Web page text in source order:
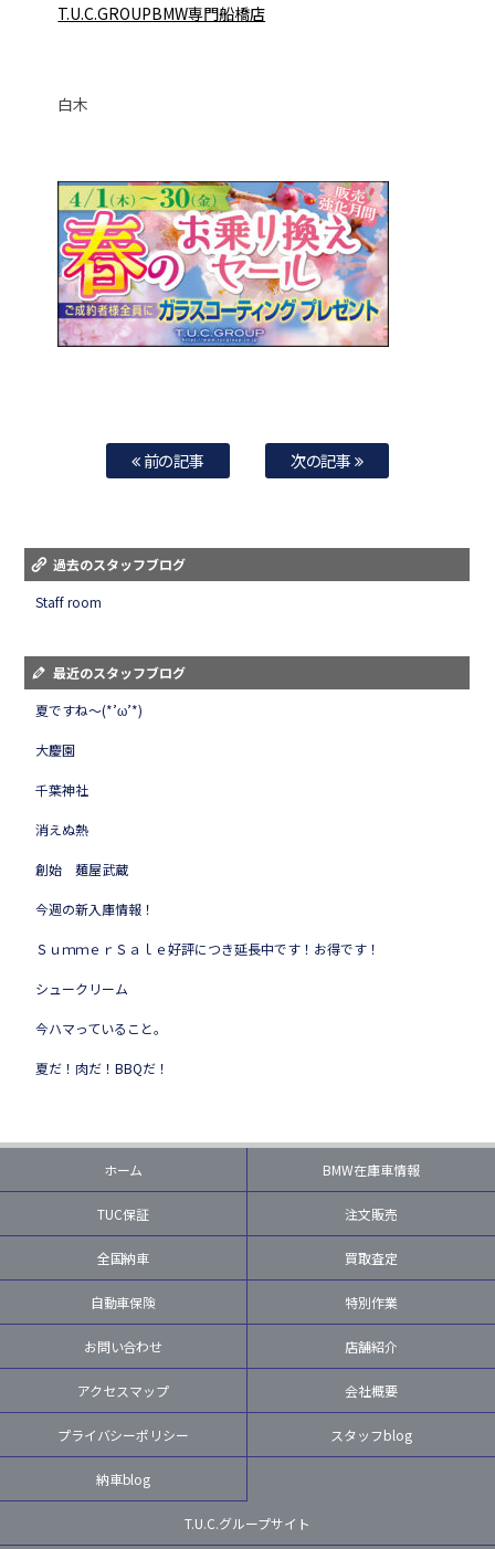
T.U.C.GROUPBMW専門船橋店
白木
前の記事 次の記事
過去のスタッフブログ
Staff room
最近のスタッフブログ
夏ですね～(*’ω’*)
大慶園
千葉神社
消えぬ熱
創始 麺屋武蔵
今週の新入庫情報！
ＳｕｍｍｅｒＳａｌｅ好評につき延長中です！お得です！
シュークリーム
今ハマっていること。
夏だ！肉だ！BBQだ！
ホーム BMW在庫車情報
TUC保証 注文販売
全国納車 買取査定
自動車保険 特別作業
お問い合わせ 店舗紹介
アクセスマップ 会社概要
プライバシーポリシー スタッフblog
納車blog
T.U.C.グループサイト